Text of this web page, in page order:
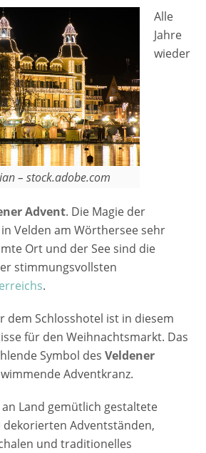
von 11:00 bis 20:00
– stock.adobe.com
Alle
Jahre
wieder
Advent. Die Magie der
Velden am Wörthersee sehr
Ort und der See sind die
stimmungsvollsten
.
dem Schlosshotel ist in diesem
für den Weihnachtsmarkt. Das
Symbol des Veldener
Adventkranz.
an Land gemütlich gestaltete
dekorierten Adventständen,
und traditionelles